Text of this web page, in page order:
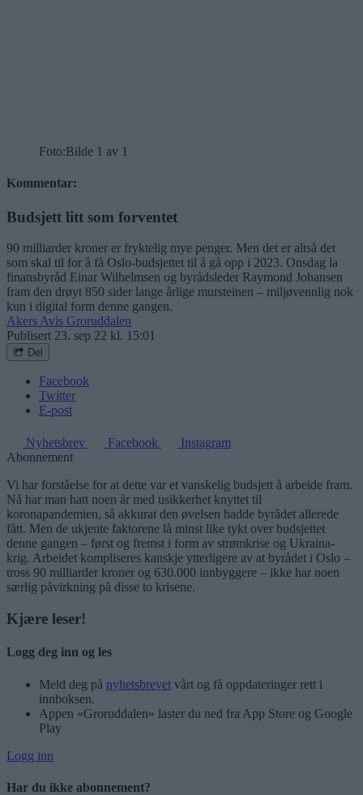
Foto:Bilde 1 av 1
Kommentar:
Budsjett litt som forventet
90 milliarder kroner er fryktelig mye penger. Men det er altså det
som skal til for å få Oslo-budsjettet til å gå opp i 2023. Onsdag la
finansbyråd Einar Wilhelmsen og byrådsleder Raymond Johansen
fram den drøyt 850 sider lange årlige mursteinen – miljøvennlig nok
kun i digital form denne gangen.
Akers Avis Groruddalen
Publisert 23. sep 22 kl. 15:01
Del
Facebook
Twitter
E-post
Nyhetsbrev Facebook
Instagram
Abonnement
Vi har forståelse for at dette var et vanskelig budsjett å arbeide fram.
Nå har man hatt noen år med usikkerhet knyttet til
koronapandemien, så akkurat den øvelsen hadde byrådet allerede
fått. Men de ukjente faktorene lå minst like tykt over budsjettet
denne gangen – først og fremst i form av strømkrise og Ukraina-
krig. Arbeidet kompliseres kanskje ytterligere av at byrådet i Oslo –
tross 90 milliarder kroner og 630.000 innbyggere – ikke har noen
særlig påvirkning på disse to krisene.
Kjære leser!
Logg deg inn og les
Meld deg på nyhetsbrevet vårt og få oppdateringer rett i
innboksen.
Appen «Groruddalen» laster du ned fra App Store og Google
Play
Logg inn
Har du ikke abonnement?